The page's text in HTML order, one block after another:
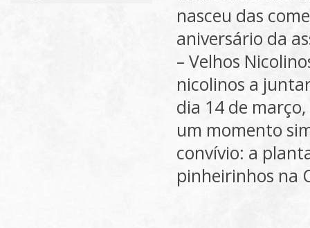
nasceu das
aniversário da
– Velhos
nicolinos a
dia 14 de
um momento
convívio: a
pinheirinhos na